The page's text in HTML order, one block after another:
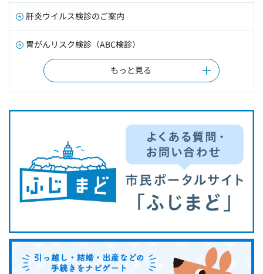
肝炎ウイルス検診のご案内
胃がんリスク検診（ABC検診）
もっと見る